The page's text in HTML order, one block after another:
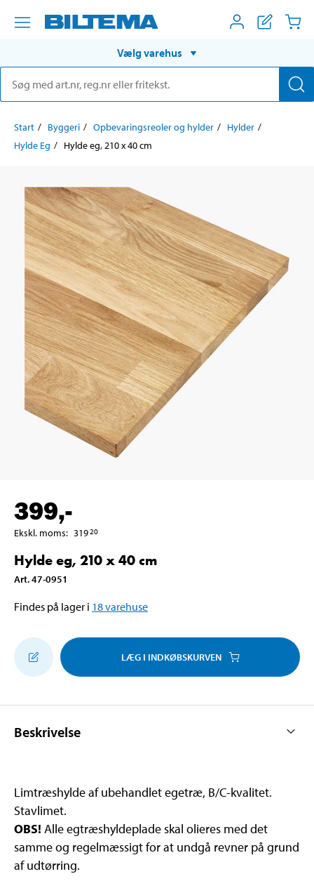
Vælg varehus
Start Byggeri Opbevaringsreoler og hylder
Hylder
Hylde Eg
Hylde eg, 210 x 40 cm
399,-
Ekskl. moms: 31920
Hylde eg, 210 x 40 cm
Art.47-0951
Findes på lager i 18varehuse
LÆG I INDKØBSKURVEN
Beskrivelse
Limtræshylde af ubehandlet egetræ, B/C-kvalitet.
Stavlimet.
OBS! Alle egtræshyldeplade skal olieres med det
samme og regelmæssigt for at undgå revner på grund
af udtørring.